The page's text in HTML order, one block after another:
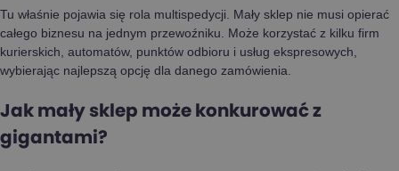
Tu właśnie pojawia się rola multispedycji. Mały sklep nie musi opierać
całego biznesu na jednym przewoźniku. Może korzystać z kilku firm
kurierskich, automatów, punktów odbioru i usług ekspresowych,
wybierając najlepszą opcję dla danego zamówienia.
Jak mały sklep może konkurować z
gigantami?